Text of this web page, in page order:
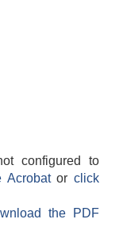
configured to
Acrobatorclick
the PDF